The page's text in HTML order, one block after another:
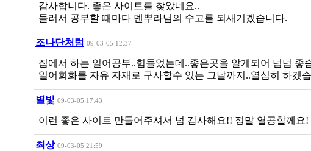
감사합니다. 좋은 사이트를 찾았네요..
들러서 공부할 때마다 덴뿌라님의 수고를 되새기겠습니다.
조나단처럼 09-03-05 12:37
집에서 하는 일어공부..힘들었는데..좋은곳을 알게되어 넘넘 좋
일어회화를 자유 자재로 구사할수 있는 그날까지..열심히 하겠
별빛 09-03-05 17:43
이런 좋은 사이트 만들어주셔서 넘 감사해요!! 정말 열공할께요!
최상 09-03-05 21:59